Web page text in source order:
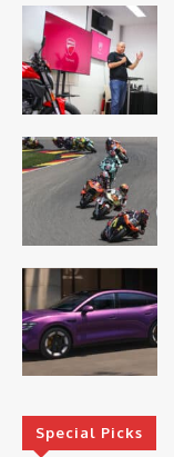
Special Picks